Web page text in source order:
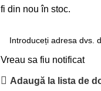
fi din nou în stoc.
Vreau sa fiu notificat
Adaugă la lista de